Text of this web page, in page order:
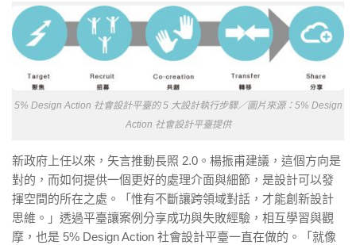
5% Design Action 社會設計平臺的 5 大設計執行步驟／圖片來源：5% Design
Action 社會設計平臺提供
新政府上任以來，矢言推動長照 2.0。楊振甫建議，這個方向是
對的，而如何提供一個更好的處理介面與細節，是設計可以發
揮空間的所在之處。「惟有不斷讓跨領域對話，才能創新設計
思維。」透過平臺讓案例分享成功與失敗經驗，相互學習與觀
摩，也是 5% Design Action 社會設計平臺一直在做的。「就像